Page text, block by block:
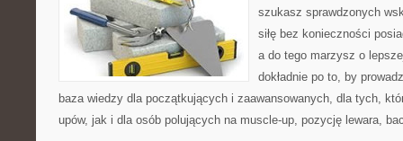
szukasz sprawdzonych
siłę bez konieczności
a do tego marzysz o
dokładnie po to, by
baza wiedzy dla początkujących i zaawansowanych, dla tych,
upów, jak i dla osób polujących na muscle-up, pozycję lewara,